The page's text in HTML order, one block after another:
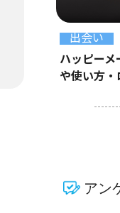
出会い
ハッピーメ
や使い方・
アン